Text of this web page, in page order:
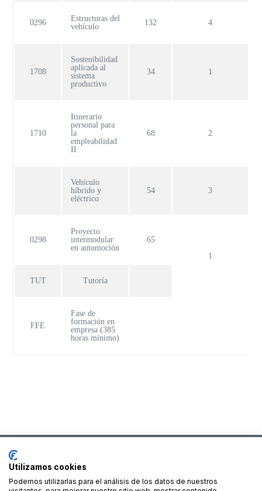
0296
Estructuras del
vehículo
132 4
1708
Sostenibilidad
aplicada al
sistema
productivo
34 1
1710
Itinerario
personal para
la
empleabilidad
II
68 2
Vehículo
híbrido y
eléctrico
54 3
0298
Proyecto
intermodular
en automoción
65
1
TUT Tutoría
FFE
Fase de
formación en
empresa (385
horas mínimo)
Financiado por la Unión Europea – NextGenerationEU
Utilizamos cookies
Podemos utilizarlas para el análisis de los datos de nuestros